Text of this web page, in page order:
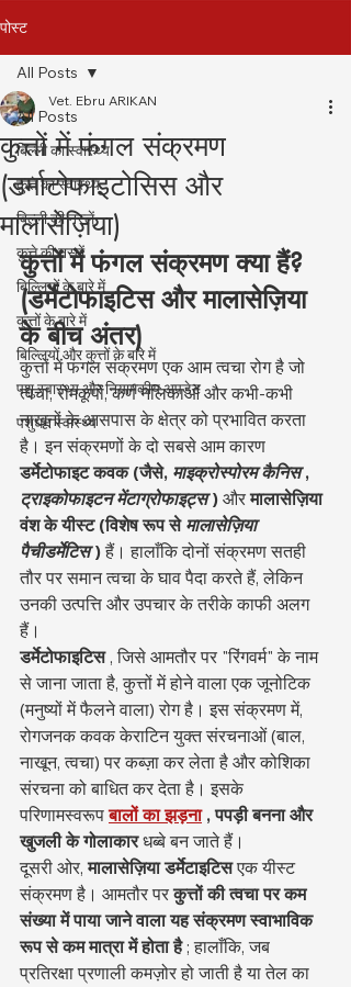
पोस्ट
All Posts
बिल्ली का स्वास्थ्य
कुत्ते का स्वास्थ्य
बिल्ली की नस्लें
कुत्ते की नस्लें
बिल्लियों के बारे में
कुत्तों के बारे में
बिल्लियों और कुत्तों के बारे में
पशु स्वास्थ्य और नियामकीय अपडेट
पशुधन स्वास्थ्य
All Posts
कुत्तों में फंगल संक्रमण
(डर्माटोफाइटोसिस और
मालासेज़िया)
Vet. Ebru ARIKAN
कुत्तों में फंगल संक्रमण क्या हैं?
(डर्मेटोफाइटिस और मालासेज़िया
के बीच अंतर)
कुत्तों में फंगल संक्रमण एक आम त्वचा रोग है जो
त्वचा, रोमकूपों, कर्ण नलिकाओं और कभी-कभी
नाखूनों के आसपास के क्षेत्र को प्रभावित करता
है। इन संक्रमणों के दो सबसे आम कारण
डर्मेटोफाइट कवक (जैसे, माइक्रोस्पोरम कैनिस ,
ट्राइकोफाइटन मेंटाग्रोफाइट्स ) और मालासेज़िया
वंश के यीस्ट (विशेष रूप से मालासेज़िया
पैचीडर्मेटिस ) हैं। हालाँकि दोनों संक्रमण सतही
तौर पर समान त्वचा के घाव पैदा करते हैं, लेकिन
उनकी उत्पत्ति और उपचार के तरीके काफी अलग
हैं।
डर्मेटोफाइटिस , जिसे आमतौर पर "रिंगवर्म" के नाम
से जाना जाता है, कुत्तों में होने वाला एक जूनोटिक
(मनुष्यों में फैलने वाला) रोग है। इस संक्रमण में,
रोगजनक कवक केराटिन युक्त संरचनाओं (बाल,
नाखून, त्वचा) पर कब्ज़ा कर लेता है और कोशिका
संरचना को बाधित कर देता है। इसके
परिणामस्वरूप बालों का झड़ना , पपड़ी बनना और
खुजली के गोलाकार धब्बे बन जाते हैं।
दूसरी ओर, मालासेज़िया डर्मेटाइटिस एक यीस्ट
संक्रमण है। आमतौर पर कुत्तों की त्वचा पर कम
संख्या में पाया जाने वाला यह संक्रमण स्वाभाविक
रूप से कम मात्रा में होता है ; हालाँकि, जब
प्रतिरक्षा प्रणाली कमज़ोर हो जाती है या तेल का